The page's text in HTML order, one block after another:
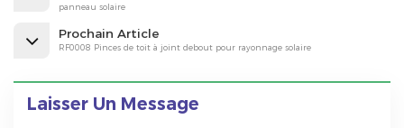
panneau solaire
Prochain Article
RF0008 Pinces de toit à joint debout pour rayonnage solaire
Laisser Un Message